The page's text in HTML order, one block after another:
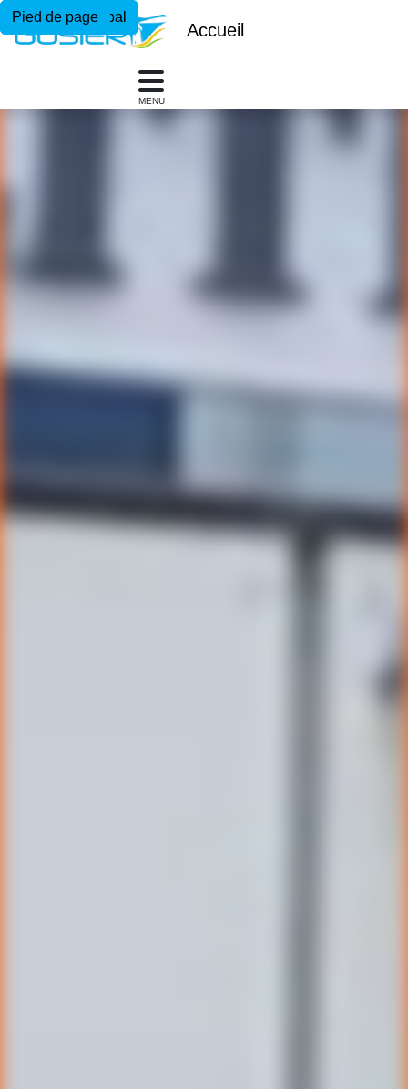
Menu principal
Contenu principal
Pied de page
Accueil
MENU